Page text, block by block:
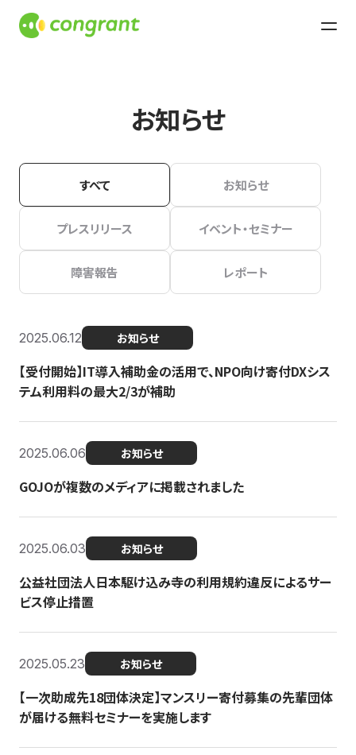
お知らせ
すべて お知らせ
プレスリリース イベント・セミナー
障害報告 レポート
2025.06.12 お知らせ
【受付開始】IT導入補助金の活用で、NPO向け寄付DXシス
テム利用料の最大2/3が補助
2025.06.06 お知らせ
GOJOが複数のメディアに掲載されました
2025.06.03 お知らせ
公益社団法人日本駆け込み寺の利用規約違反によるサー
ビス停止措置
2025.05.23 お知らせ
【一次助成先18団体決定】マンスリー寄付募集の先輩団体
が届ける無料セミナーを実施します